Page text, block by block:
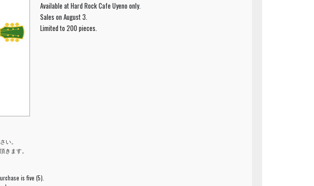
Available at Hard Rock Cafe Uyeno only.
Sales on August 3.
Limited to 200 pieces.
い。
きます。
is five (5).